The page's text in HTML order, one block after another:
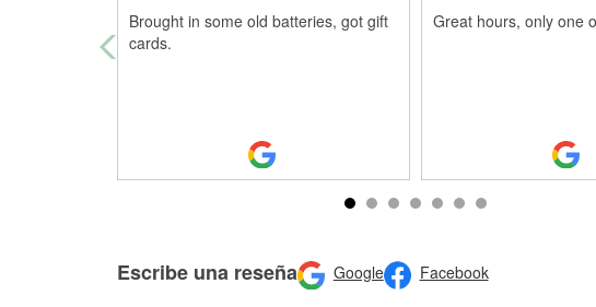
Brought in some old batteries, got gift
cards.
Great hours, only one
Escribe una reseña Google Facebook